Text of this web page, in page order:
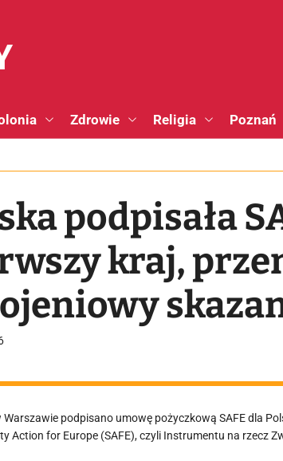
Zdrowie Religia Poznań
podpisała
kraj,
Warszawie podpisano umowę pożyczkową SAFE dla
Action for Europe (SAFE), czyli Instrumentu na rzecz